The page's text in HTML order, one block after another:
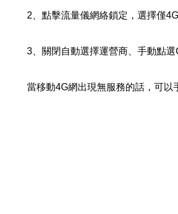
2、點擊流量儀網絡鎖定，選擇僅4G
3、關閉自動選擇運營商、手動點
當移動4G網出現無服務的話，可以